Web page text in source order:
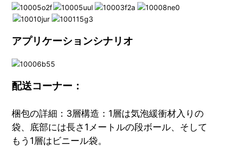
アプリケーションシナリオ
配送コーナー：
梱包の詳細：3層構造：1層は気泡緩衝材入りの
袋、底部には長さ1メートルの段ボール、そして
もう1層はビニール袋。